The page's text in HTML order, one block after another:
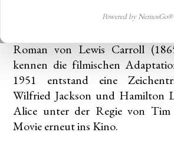
Powered by NemosGo®
Jeder kennt die
Roman von Lewis Carroll
kennen die filmischen
1951 entstand eine
Wilfried Jackson und Hamilton
Alice unter der Regie von
Movie erneut ins Kino.